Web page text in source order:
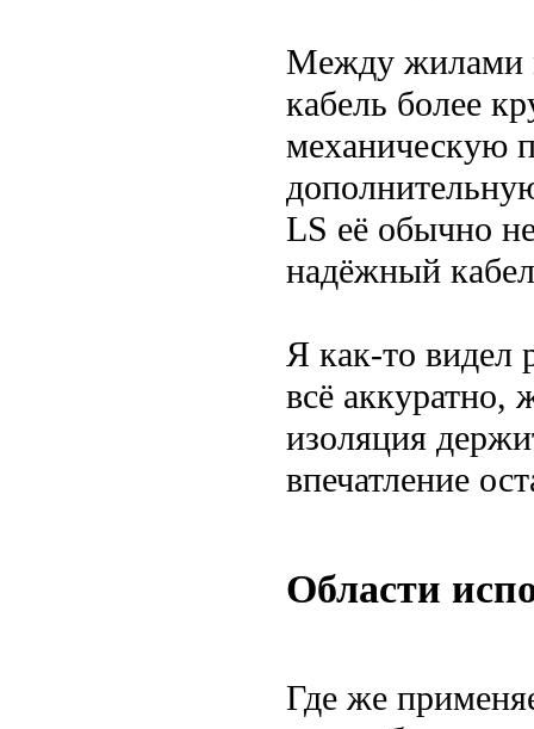
Между жилами
кабель более
механическую
LS её обычно
надёжный
Я как-то видел
всё аккуратно,
изоляция
впечатление
Области
Где же